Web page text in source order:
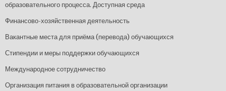
образовательного процесса. Доступная среда
Финансово-хозяйственная деятельность
Вакантные места для приёма (перевода) обучающихся
Стипендии и меры поддержки обучающихся
Международное сотрудничество
Организация питания в образовательной организации